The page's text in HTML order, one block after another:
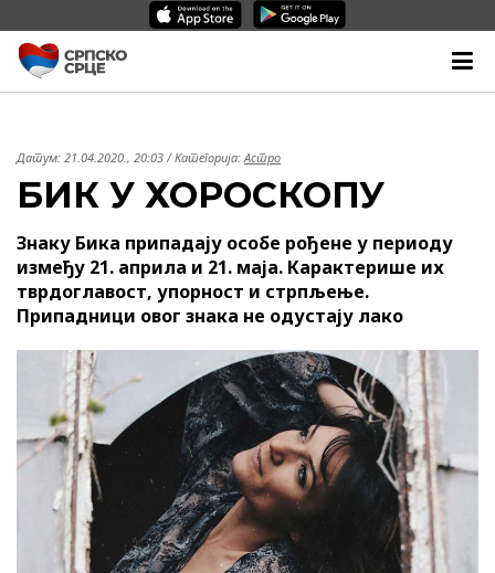
Датум: 21.04.2020., 20:03/ Категорија:Астро
БИК У ХОРОСКОПУ
Знаку Бика припадају особе рођене у периоду
између 21. априла и 21. маја. Карактерише их
тврдоглавост, упорност и стрпљење.
Припадници овог знака не одустају лако